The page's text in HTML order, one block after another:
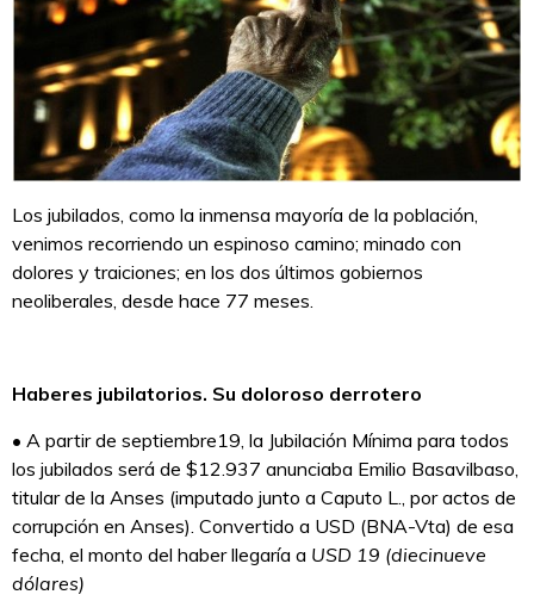
Los jubilados, como la inmensa mayoría de la población,
venimos recorriendo un espinoso camino; minado con
dolores y traiciones; en los dos últimos gobiernos
neoliberales, desde hace 77 meses.
Haberes jubilatorios. Su doloroso derrotero
• A partir de septiembre19, la Jubilación Mínima para todos
los jubilados será de $12.937 anunciaba Emilio Basavilbaso,
titular de la Anses (imputado junto a Caputo L., por actos de
corrupción en Anses). Convertido a USD (BNA-Vta) de esa
fecha, el monto del haber llegaría a USD 19 (diecinueve
dólares)